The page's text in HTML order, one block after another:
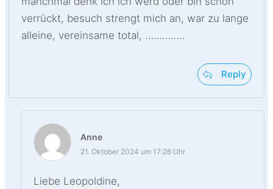
verrückt, besuch strengt mich an, war zu lange
alleine, vereinsame total, …………..
Reply
Anne
21. Oktober 2024 um 17:26 Uhr
Liebe Leopoldine,